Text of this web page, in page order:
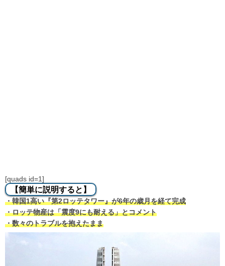
[quads id=1]
【簡単に説明すると】
・韓国1高い『第2ロッテタワー』が6年の歳月を経て完成
・ロッテ物産は「震度9にも耐える」とコメント
・数々のトラブルを抱えたまま